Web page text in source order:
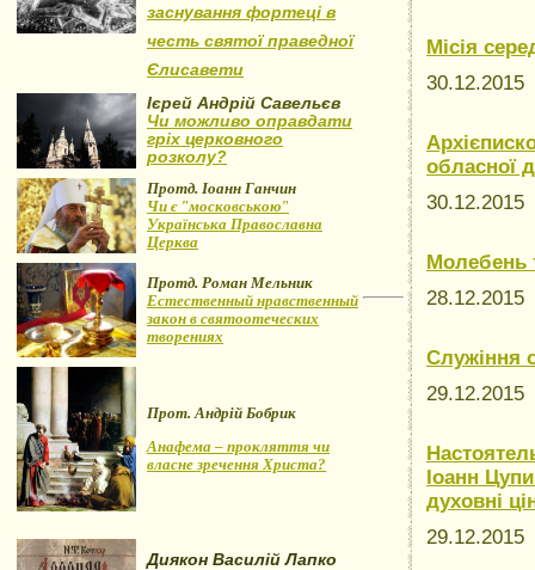
заснування фортеці в
честь святої праведної
Єлисавети
Ієрей Андрій Савельєв
Чи можливо оправдати
гріх церковного
розколу?
Протд. Іоанн Ганчин
Чи є "московською"
Українська Православна
Церква
Протд. Роман Мельник
Естественный нравственный
закон в святоотеческих
творениях
Прот. Андрій Бобрик
Анафема – прокляття чи
власне зречення Христа?
Диякон Василій Лапко
Місія
30.12.2015
обласної
30.12.2015
Молебень
28.12.2015
Служіння
29.12.2015
Іоанн
духовні
29.12.2015